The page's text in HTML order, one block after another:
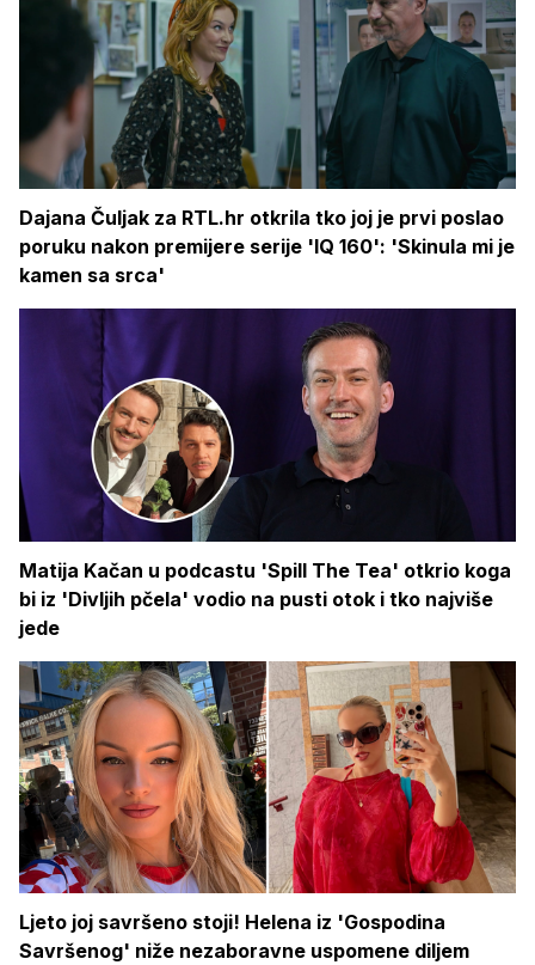
Dajana Čuljak za RTL.hr otkrila tko joj je prvi poslao
poruku nakon premijere serije 'IQ 160': 'Skinula mi je
kamen sa srca'
Matija Kačan u podcastu 'Spill The Tea' otkrio koga
bi iz 'Divljih pčela' vodio na pusti otok i tko najviše
jede
Ljeto joj savršeno stoji! Helena iz 'Gospodina
Savršenog' niže nezaboravne uspomene diljem